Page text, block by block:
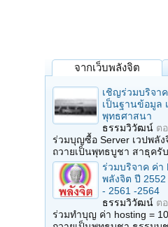
จากเว็บพลังจิต
เชิญร่วมบริจา
เป็นฐานข้อมูล
พุทธศาสนา
ธรรมวิวัฒน์ ต
ร่วมบุญซื้อ Server เวปพลั
ถวายเป็นพุทธบูชา สาธุครั
ร่วมบริจาค ค่า
พลังจิต ปี 2552
- 2561 -2564
ธรรมวิวัฒน์ ต
ร่วมทำบุญ ค่า hosting =